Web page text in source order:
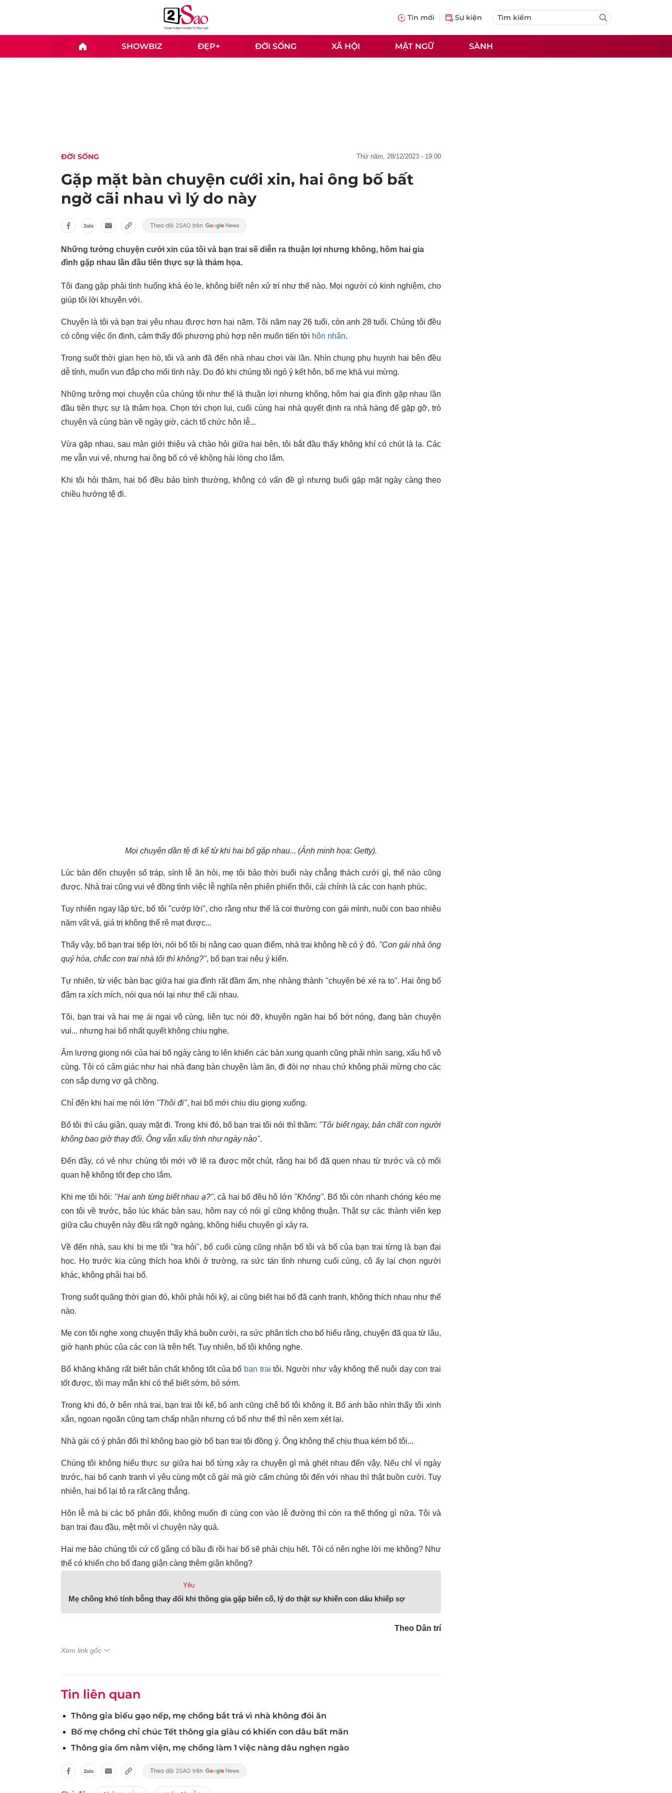
Tin mới Sự kiện
SHOWBIZ ĐẸP+ ĐỜI SỐNG XÃ HỘI MẬT NGỮ SÀNH
ĐỜI SỐNG thứ năm, 28/12/2023 - 19:00
Gặp mặt bàn chuyện cưới xin, hai ông bố bất
ngờ cãi nhau vì lý do này
Những tưởng chuyện cưới xin của tôi và bạn trai sẽ diễn ra thuận lợi nhưng không, hôm hai gia
đình gặp nhau lần đầu tiên thực sự là thảm họa.
Tôi đang gặp phải tình huống khá éo le, không biết nên xử trí như thế nào. Mọi người có kinh nghiệm, cho
giúp tôi lời khuyên với.
Chuyện là tôi và bạn trai yêu nhau được hơn hai năm. Tôi năm nay 26 tuổi, còn anh 28 tuổi. Chúng tôi đều
có công việc ổn định, cảm thấy đối phương phù hợp nên muốn tiến tới hôn nhân.
Trong suốt thời gian hẹn hò, tôi và anh đã đến nhà nhau chơi vài lần. Nhìn chung phụ huynh hai bên đều
dễ tính, muốn vun đắp cho mối tình này. Do đó khi chúng tôi ngỏ ý kết hôn, bố mẹ khá vui mừng.
Những tưởng mọi chuyện của chúng tôi như thế là thuận lợi nhưng không, hôm hai gia đình gặp nhau lần
đầu tiên thực sự là thảm họa. Chọn tới chọn lui, cuối cùng hai nhà quyết định ra nhà hàng để gặp gỡ, trò
chuyện và cùng bàn về ngày giờ, cách tổ chức hôn lễ...
Vừa gặp nhau, sau màn giới thiệu và chào hỏi giữa hai bên, tôi bắt đầu thấy không khí có chút là lạ. Các
mẹ vẫn vui vẻ, nhưng hai ông bố có vẻ không hài lòng cho lắm.
Khi tôi hỏi thăm, hai bố đều bảo bình thường, không có vấn đề gì nhưng buổi gặp mặt ngày càng theo
chiều hướng tệ đi.
Mọi chuyện dần tệ đi kể từ khi hai bố gặp nhau... (Ảnh minh họa: Getty).
Lúc bàn đến chuyện số tráp, sính lễ ăn hỏi, mẹ tôi bảo thời buổi này chẳng thách cưới gì, thế nào cũng
được. Nhà trai cũng vui vẻ đồng tình việc lễ nghĩa nên phiên phiến thôi, cái chính là các con hạnh phúc.
Tuy nhiên ngay lập tức, bố tôi "cướp lời", cho rằng như thế là coi thường con gái mình, nuôi con bao nhiêu
năm vất vả, giá trị không thể rẻ mạt được...
Thấy vậy, bố bạn trai tiếp lời, nói bố tôi bị nâng cao quan điểm, nhà trai không hề có ý đó. "Con gái nhà ông
quý hóa, chắc con trai nhà tôi thì không?", bố bạn trai nêu ý kiến.
Tự nhiên, từ việc bàn bạc giữa hai gia đình rất đầm ấm, nhẹ nhàng thành "chuyện bé xé ra to". Hai ông bố
đâm ra xích mích, nói qua nói lại như thể cãi nhau.
Tôi, bạn trai và hai mẹ ái ngại vô cùng, liên tục nói đỡ, khuyên ngăn hai bố bớt nóng, đang bàn chuyện
vui... nhưng hai bố nhất quyết không chịu nghe.
Âm lượng giọng nói của hai bố ngày càng to lên khiến các bàn xung quanh cũng phải nhìn sang, xấu hổ vô
cùng. Tôi có cảm giác như hai nhà đang bàn chuyện làm ăn, đi đòi nợ nhau chứ không phải mừng cho các
con sắp dựng vợ gả chồng.
Chỉ đến khi hai mẹ nói lớn "Thôi đi", hai bố mới chịu dịu giọng xuống.
Bố tôi thì cáu giận, quay mặt đi. Trong khi đó, bố bạn trai tôi nói thì thầm: "Tôi biết ngay, bản chất con người
không bao giờ thay đổi. Ông vẫn xấu tính như ngày nào".
Đến đây, có vẻ như chúng tôi mới vỡ lẽ ra được một chút, rằng hai bố đã quen nhau từ trước và có mối
quan hệ không tốt đẹp cho lắm.
Khi mẹ tôi hỏi: "Hai anh từng biết nhau ạ?", cả hai bố đều hô lớn "Không". Bố tôi còn nhanh chóng kéo mẹ
con tôi về trước, bảo lúc khác bàn sau, hôm nay có nói gì cũng không thuận. Thật sự các thành viên kẹp
giữa câu chuyện này đều rất ngỡ ngàng, không hiểu chuyện gì xảy ra.
Về đến nhà, sau khi bị mẹ tôi "tra hỏi", bố cuối cùng cũng nhận bố tôi và bố của bạn trai từng là bạn đại
học. Họ trước kia cùng thích hoa khôi ở trường, ra sức tán tỉnh nhưng cuối cùng, cô ấy lại chọn người
khác, không phải hai bố.
Trong suốt quãng thời gian đó, khỏi phải hỏi kỹ, ai cũng biết hai bố đã cạnh tranh, không thích nhau như thế
nào.
Mẹ con tôi nghe xong chuyện thấy khá buồn cười, ra sức phân tích cho bố hiểu rằng, chuyện đã qua từ lâu,
giờ hạnh phúc của các con là trên hết. Tuy nhiên, bố tôi không nghe.
Bố khăng khăng rất biết bản chất không tốt của bố bạn trai tôi. Người như vậy không thể nuôi dạy con trai
tốt được, tôi may mắn khi có thể biết sớm, bỏ sớm.
Trong khi đó, ở bên nhà trai, bạn trai tôi kể, bố anh cũng chê bố tôi không ít. Bố anh bảo nhìn thấy tôi xinh
xắn, ngoan ngoãn cũng tạm chấp nhận nhưng có bố như thế thì nên xem xét lại.
Nhà gái có ý phản đối thì không bao giờ bố bạn trai tôi đồng ý. Ông không thể chịu thua kém bố tôi...
Chúng tôi không hiểu thực sự giữa hai bố từng xảy ra chuyện gì mà ghét nhau đến vậy. Nếu chỉ vì ngày
trước, hai bố cạnh tranh vì yêu cùng một cô gái mà giờ cấm chúng tôi đến với nhau thì thật buồn cười. Tuy
nhiên, hai bố lại tỏ ra rất căng thẳng.
Hôn lễ mà bị các bố phản đối, không muốn đi cùng con vào lễ đường thì còn ra thể thống gì nữa. Tôi và
bạn trai đau đầu, mệt mỏi vì chuyện này quá.
Hai mẹ bảo chúng tôi cứ cố gắng có bầu đi rồi hai bố sẽ phải chịu hết. Tôi có nên nghe lời mẹ không? Như
thế có khiến cho bố đang giận càng thêm giận không?
Yêu
Mẹ chồng khó tính bỗng thay đổi khi thông gia gặp biến cố, lý do thật sự khiến con dâu khiếp sợ
Theo Dân trí
Xem link gốc
Tin liên quan
Thông gia biếu gạo nếp, mẹ chồng bắt trả vì nhà không đói ăn
Bố mẹ chồng chỉ chúc Tết thông gia giàu có khiến con dâu bất mãn
Thông gia ốm nằm viện, mẹ chồng làm 1 việc nàng dâu nghẹn ngào